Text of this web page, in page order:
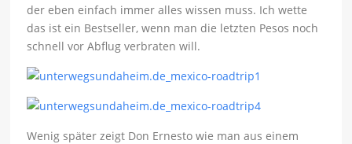
der eben einfach immer alles wissen muss. Ich wette
das ist ein Bestseller, wenn man die letzten Pesos noch
schnell vor Abflug verbraten will.
Wenig später zeigt Don Ernesto wie man aus einem